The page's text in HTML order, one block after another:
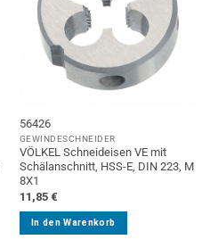
56426
GEWINDESCHNEIDER
VÖLKEL Schneideisen VE mit
Schälanschnitt, HSS-E, DIN 223, M
8X1
11,85 €
In den Warenkorb